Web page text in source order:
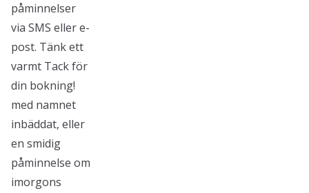
påminnelser
via SMS eller e-
post. Tänk ett
varmt Tack för
din bokning!
med namnet
inbäddat, eller
en smidig
påminnelse om
imorgons